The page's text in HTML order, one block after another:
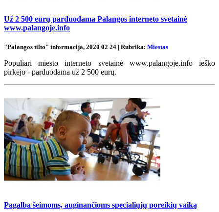
Už 2 500 eurų parduodama Palangos interneto svetainė
www.palangoje.info
"Palangos tilto" informacija, 2020 02 24 | Rubrika: Miestas
Populiari miesto interneto svetainė www.palangoje.info ieško
pirkėjo - parduodama už 2 500 eurų.
Pagalba šeimoms, auginančioms specialiųjų poreikių vaiką